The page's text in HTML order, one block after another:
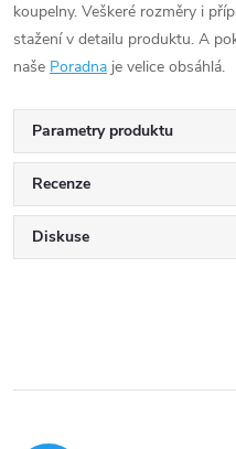
koupelny. Veškeré rozměry i
stažení v detailu produktu. A
naše Poradna je velice obsáhlá.
Parametry produktu
Recenze
Diskuse